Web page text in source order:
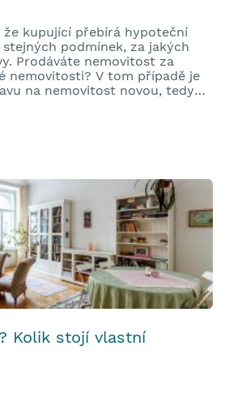
že kupující přebírá hypoteční
stejných podmínek, za jakých
Prodáváte nemovitost za
nemovitosti? V tom případě je
na nemovitost novou, tedy
dosahuje minimálně
Kolik stojí vlastní